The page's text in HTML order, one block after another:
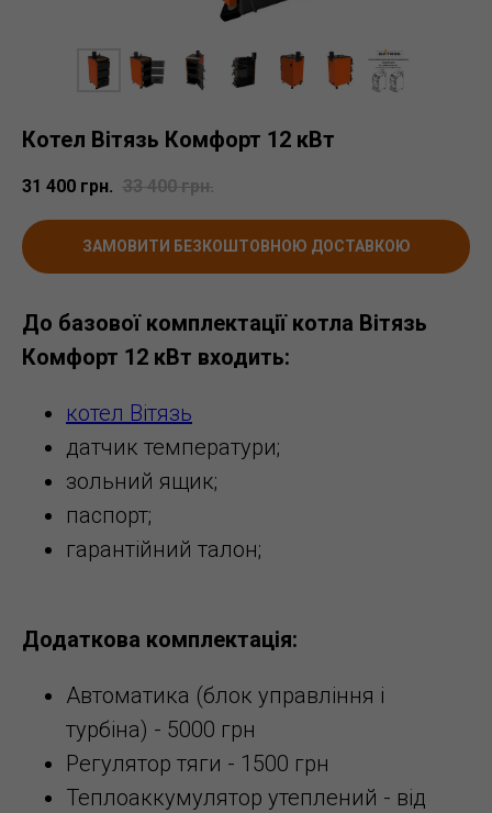
Котел Вітязь Комфорт 12 кВт
31 400 грн. 33 400 грн.
ЗАМОВИТИ БЕЗКОШТОВНОЮ ДОСТАВКОЮ
До базової комплектації котла Вітязь
Комфорт 12 кВт входить:
котел Вітязь
датчик температури;
зольний ящик;
паспорт;
гарантійний талон;
Додаткова комплектація:
Автоматика (блок управління і
турбіна) - 5000 грн
Регулятор тяги - 1500 грн
Теплоаккумулятор утеплений - від